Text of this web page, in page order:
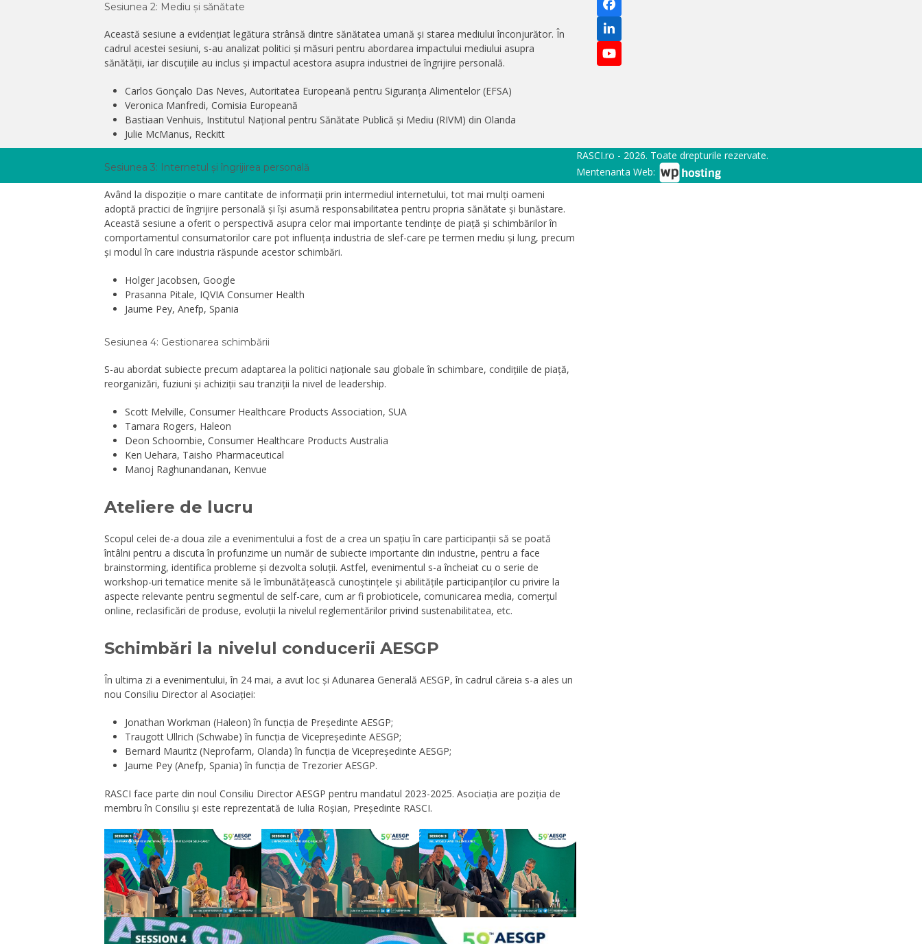
Sesiunea 2: Mediu și sănătate
Această sesiune a evidențiat legătura strânsă dintre sănătatea umană și starea mediului înconjurător. În
cadrul acestei sesiuni, s-au analizat politici și măsuri pentru abordarea impactului mediului asupra
sănătății, iar discuțiile au inclus și impactul acestora asupra industriei de îngrijire personală.
Carlos Gonçalo Das Neves, Autoritatea Europeană pentru Siguranța Alimentelor (EFSA)
Veronica Manfredi, Comisia Europeană
Bastiaan Venhuis, Institutul Național pentru Sănătate Publică și Mediu (RIVM) din Olanda
Julie McManus, Reckitt
Sesiunea 3: Internetul și îngrijirea personală
Având la dispoziție o mare cantitate de informații prin intermediul internetului, tot mai mulți oameni
adoptă practici de îngrijire personală și își asumă responsabilitatea pentru propria sănătate și bunăstare.
Această sesiune a oferit o perspectivă asupra celor mai importante tendințe de piață și schimbărilor în
comportamentul consumatorilor care pot influența industria de slef-care pe termen mediu și lung, precum
și modul în care industria răspunde acestor schimbări.
Holger Jacobsen, Google
Prasanna Pitale, IQVIA Consumer Health
Jaume Pey, Anefp, Spania
Sesiunea 4: Gestionarea schimbării
S-au abordat subiecte precum adaptarea la politici naționale sau globale în schimbare, condițiile de piață,
reorganizări, fuziuni și achiziții sau tranziții la nivel de leadership.
Scott Melville, Consumer Healthcare Products Association, SUA
Tamara Rogers, Haleon
Deon Schoombie, Consumer Healthcare Products Australia
Ken Uehara, Taisho Pharmaceutical
Manoj Raghunandanan, Kenvue
Ateliere de lucru
Scopul celei de-a doua zile a evenimentului a fost de a crea un spațiu în care participanții să se poată
întâlni pentru a discuta în profunzime un număr de subiecte importante din industrie, pentru a face
brainstorming, identifica probleme și dezvolta soluții. Astfel, evenimentul s-a încheiat cu o serie de
workshop-uri tematice menite să le îmbunătățească cunoștințele și abilitățile participanților cu privire la
aspecte relevante pentru segmentul de self-care, cum ar fi probioticele, comunicarea media, comerțul
online, reclasificări de produse, evoluții la nivelul reglementărilor privind sustenabilitatea, etc.
Schimbări la nivelul conducerii AESGP
În ultima zi a evenimentului, în 24 mai, a avut loc și Adunarea Generală AESGP, în cadrul căreia s-a ales un
nou Consiliu Director al Asociației:
Jonathan Workman (Haleon) în funcția de Președinte AESGP;
Traugott Ullrich (Schwabe) în funcția de Vicepreședinte AESGP;
Bernard Mauritz (Neprofarm, Olanda) în funcția de Vicepreședinte AESGP;
Jaume Pey (Anefp, Spania) în funcția de Trezorier AESGP.
RASCI face parte din noul Consiliu Director AESGP pentru mandatul 2023-2025. Asociația are poziția de
membru în Consiliu și este reprezentată de Iulia Roșian, Președinte RASCI.
Facebook
LinkedIn
YouTube
RASCI.ro - 2026. Toate drepturile rezervate.
Mentenanta Web: